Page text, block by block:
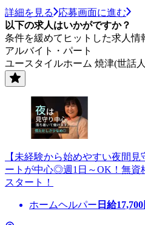
詳細を見る
応募画面に進む
以下の求人はいかがですか？
条件を緩めてヒットした求人情
アルバイト・パート
ユースタイルホーム 焼津(世話
【未経験から始めやすい夜間
ートが中心◎週1日～OK！無資
スタート！
ホームヘルパー 日給17,700